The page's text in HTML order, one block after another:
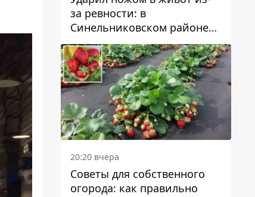
за ревности: в
Синельниковском районе
задержали 49-летнего
мужчину за убийство
20:20 вчера
Советы для собственного
огорода: как правильно